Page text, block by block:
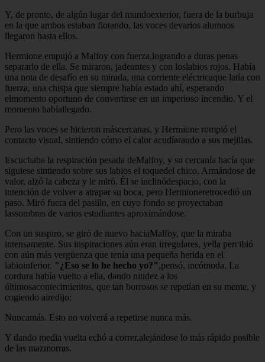
Y, de pronto, de algún lugar del mundoexterior, fuera de la burbuja
en la que ambos estaban flotando, las voces devarios alumnos
llegaron hasta ellos.
Hermione empujó a Malfoy con fuerza,logrando a duras penas
separarlo de ella. Se miraron, jadeantes y con loslabios rojos. Había
una nota de desafío en su mirada, una corriente eléctricaque latía con
fuerza, una chispa que siempre había estado ahí, esperando
elmomento oportuno de convertirse en un imperioso incendio. Y el
momento habíallegado.
Pero las voces se hicieron máscercanas, y Hermione rompió el
contacto visual, sintiendo cómo el calor acudíaraudo a sus mejillas.
Escuchaba la respiración pesada deMalfoy, y su cercanía hacía que
siguiese sintiendo sobre sus labios el toquedel chico. Armándose de
valor, alzó la cabeza y le miró. Él se inclinódespacio, con la
intención de volver a atrapar su boca, pero Hermioneretrocedió un
paso. Miró fuera del pasillo, en cuyo fondo se proyectaban
lassombras de varios estudiantes aproximándose.
Con un suspiro, se giró de nuevo haciaMalfoy, que la miraba
intensamente. Sus inspiraciones aún eran irregulares, yella percibió
con aún más vergüenza que tenía una pequeña herida en el
labioinferior. "¿Eso se lo he hecho yo?",pensó, incómoda. La
cordura había vuelto a ella, dando nitidez a los
últimosacontecimientos, que tan borrosos se repetían en su mente, y
cogiendo airedijo:
Nuncamás. Esto no volverá a repetirse nunca más.
Y dando media vuelta echó a correr,alejándose lo más rápido posible
de las mazmorras.